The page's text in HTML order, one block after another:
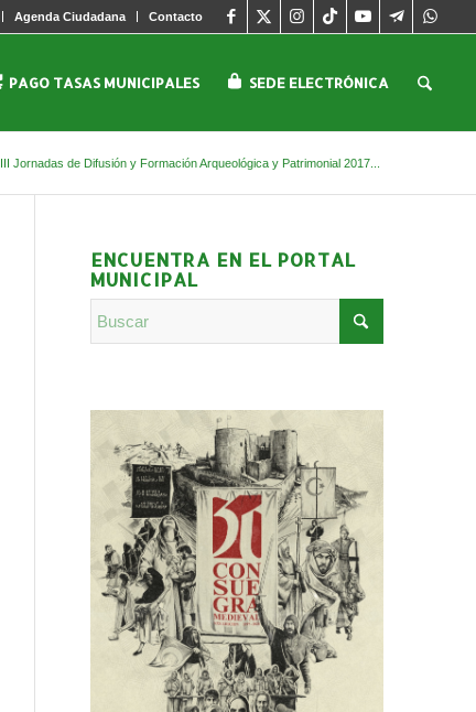
Agenda Ciudadana Contacto
PAGO TASAS MUNICIPALES SEDE ELECTRÓNICA
III Jornadas de Difusión y Formación Arqueológica y Patrimonial 2017...
ENCUENTRA EN EL PORTAL
MUNICIPAL